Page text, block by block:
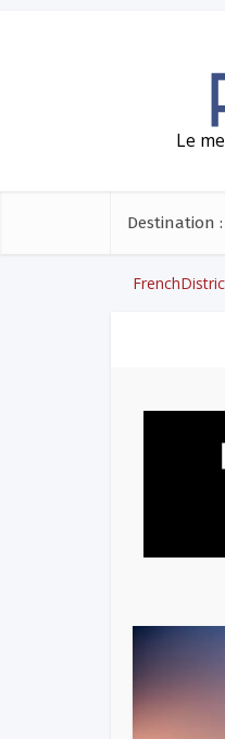
Le
Destination